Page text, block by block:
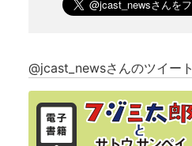
@jcast_newsさんのツイート